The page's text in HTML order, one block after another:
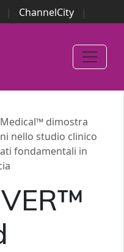
| ChannelCity
|
| Italian Channel
Italian Security
Medical™ dimostra
nello studio clinico
fondamentali in